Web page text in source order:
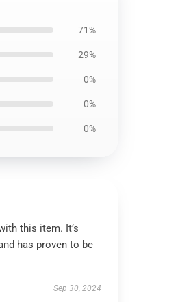
71%
29%
0%
0%
0%
this item. It’s
has proven to be
Sep 30, 2024